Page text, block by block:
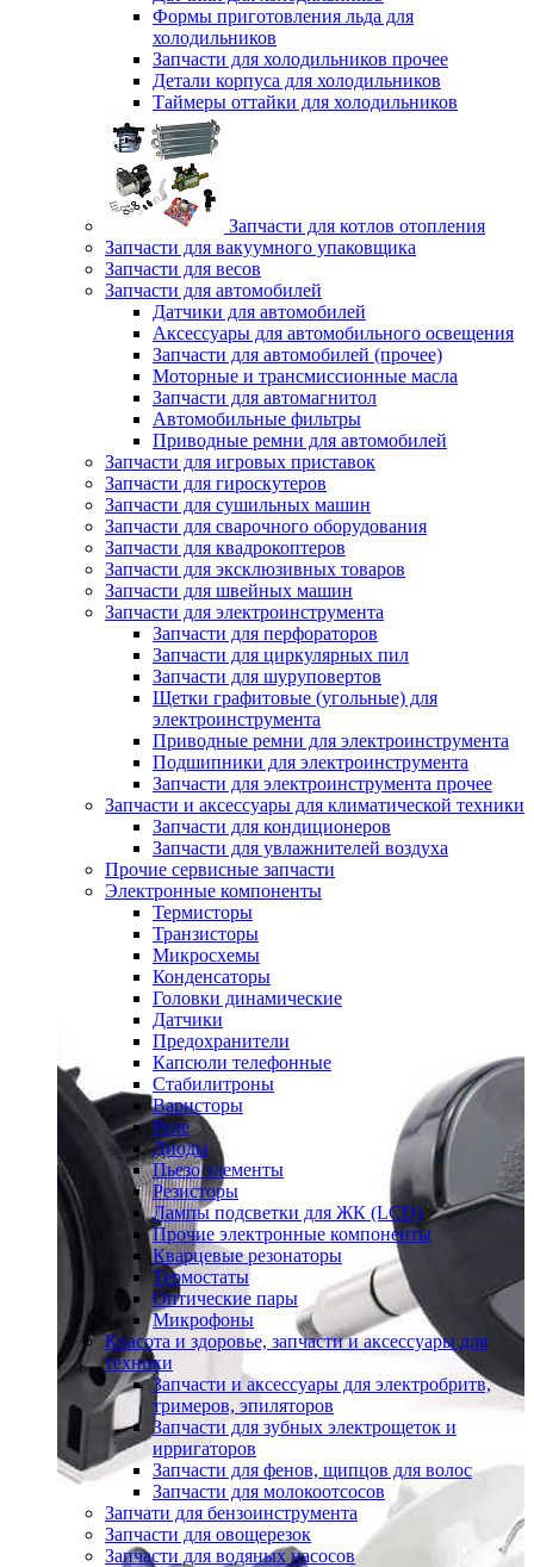
Формы приготовления льда для
холодильников
Запчасти для холодильников прочее
Детали корпуса для холодильников
Таймеры оттайки для холодильников
Запчасти для котлов отопления
Запчасти для вакуумного упаковщика
Запчасти для весов
Запчасти для автомобилей
Датчики для автомобилей
Аксессуары для автомобильного освещения
Запчасти для автомобилей (прочее)
Моторные и трансмиссионные масла
Запчасти для автомагнитол
Автомобильные фильтры
Приводные ремни для автомобилей
Запчасти для игровых приставок
Запчасти для гироскутеров
Запчасти для сушильных машин
Запчасти для сварочного оборудования
Запчасти для квадрокоптеров
Запчасти для эксклюзивных товаров
Запчасти для швейных машин
Запчасти для электроинструмента
Запчасти для перфораторов
Запчасти для циркулярных пил
Запчасти для шуруповертов
Щетки графитовые (угольные) для
электроинструмента
Приводные ремни для электроинструмента
Подшипники для электроинструмента
Запчасти для электроинструмента прочее
Запчасти и аксессуары для климатической техники
Запчасти для кондиционеров
Запчасти для увлажнителей воздуха
Прочие сервисные запчасти
Электронные компоненты
Термисторы
Транзисторы
Микросхемы
Конденсаторы
Головки динамические
Датчики
Предохранители
Капсюли телефонные
Стабилитроны
Варисторы
Реле
Диоды
Пьезо элементы
Резисторы
Лампы подсветки для ЖК (LCD)
Прочие электронные компоненты
Кварцевые резонаторы
Термостаты
Оптические пары
Микрофоны
Красота и здоровье, запчасти и аксессуары для
техники
Запчасти и аксессуары для электробритв,
тримеров, эпиляторов
Запчасти для зубных электрощеток и
ирригаторов
Запчасти для фенов, щипцов для волос
Запчасти для молокоотсосов
Запчати для бензоинструмента
Запчасти для овощерезок
Запчасти для водяных насосов